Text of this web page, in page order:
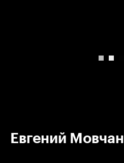
Евгений Мовчан